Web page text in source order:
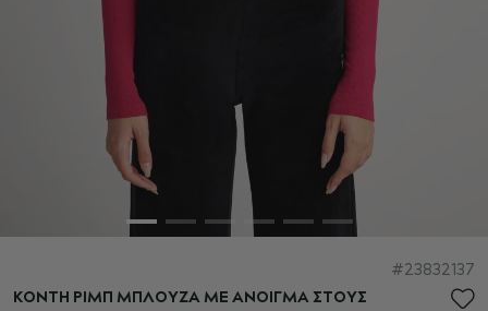
στηνΚΟΝΤΗ ΡΙΜΠ ΜΠΛΟΥΖΑ ΜΕ ΑΝΟΙΓΜΑ ΣΤΟΥΣ
23832137